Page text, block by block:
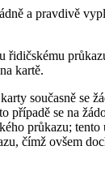
a pravdivě
řidičskému
kartě.
současně se
případě se na
průkazu;
čímž ovšem